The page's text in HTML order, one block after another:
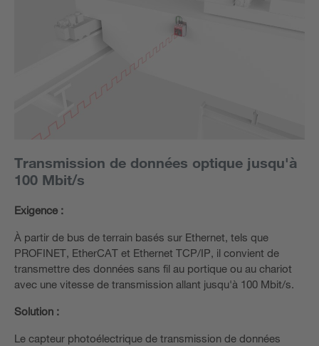
Transmission de données optique jusqu'à
100 Mbit/s
Exigence :
À partir de bus de terrain basés sur Ethernet, tels que
PROFINET, EtherCAT et Ethernet TCP/IP, il convient de
transmettre des données sans fil au portique ou au chariot
avec une vitesse de transmission allant jusqu'à 100 Mbit/s.
Solution :
Le capteur photoélectrique de transmission de données